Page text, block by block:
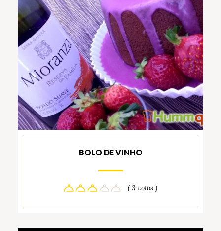
BOLO DE VINHO
( 3 votos )